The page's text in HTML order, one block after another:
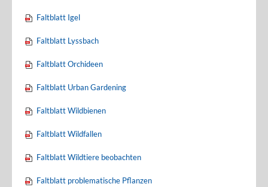
Faltblatt Igel
Faltblatt Lyssbach
Faltblatt Orchideen
Faltblatt Urban Gardening
Faltblatt Wildbienen
Faltblatt Wildfallen
Faltblatt Wildtiere beobachten
Faltblatt problematische Pflanzen